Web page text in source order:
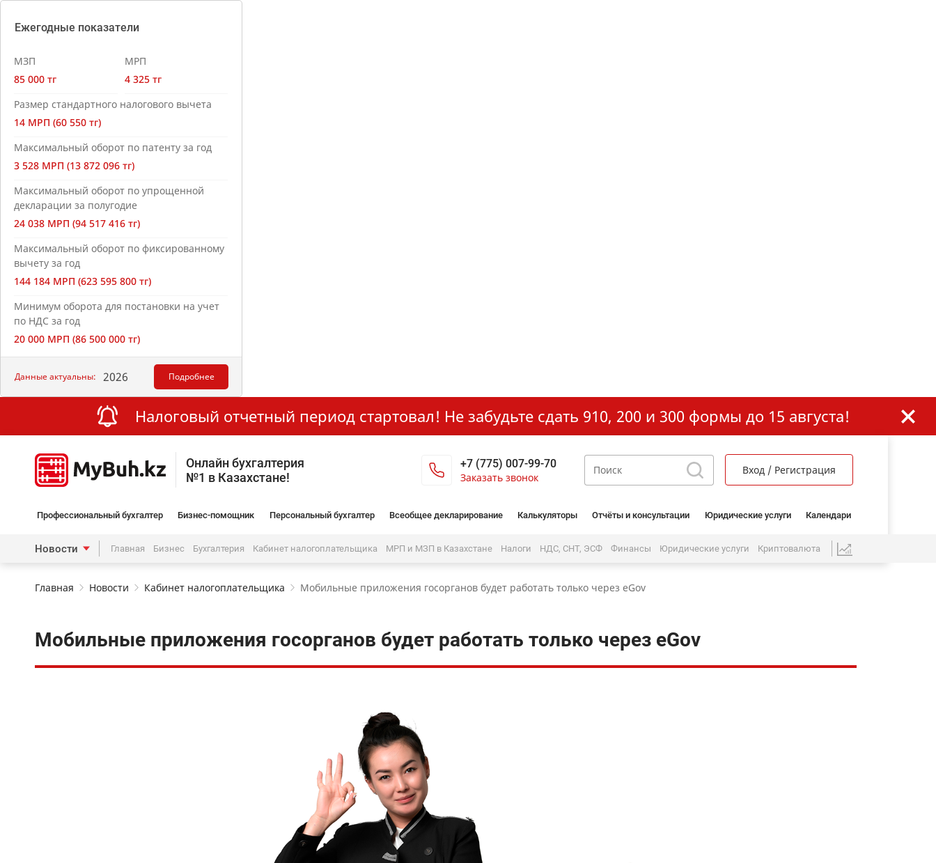
Ежегодные показатели
МЗП
85 000 тг
МРП
4 325 тг
Размер стандартного налогового вычета
14 МРП (60 550 тг)
Максимальный оборот по патенту за год
3 528 МРП (13 872 096 тг)
Максимальный оборот по упрощенной
декларации за полугодие
24 038 МРП (94 517 416 тг)
Максимальный оборот по фиксированному
вычету за год
144 184 МРП (623 595 800 тг)
Минимум оборота для постановки на учет
по НДС за год
20 000 МРП (86 500 000 тг)
Данные актуальны: 2026 Подробнее
Налоговый отчетный период стартовал! Не забудьте сдать 910, 200 и 300 формы до 15 августа!
Онлайн бухгалтерия
№1 в Казахстане!
+7 (775) 007-99-70
Заказать звонок
Вход / Регистрация
Профессиональный бухгалтер Бизнес-помощник Персональный бухгалтер Всеобщее декларирование Калькуляторы Отчёты и консультации Юридические услуги Календари
Новости Главная Бизнес Бухгалтерия Кабинет налогоплательщика МРП и МЗП в Казахстане Налоги НДС, СНТ, ЭСФ Финансы Юридические услуги Криптовалюта
Главная Новости Кабинет налогоплательщика Мобильные приложения госорганов будет работать только через eGov
Мобильные приложения госорганов будет работать только через eGov